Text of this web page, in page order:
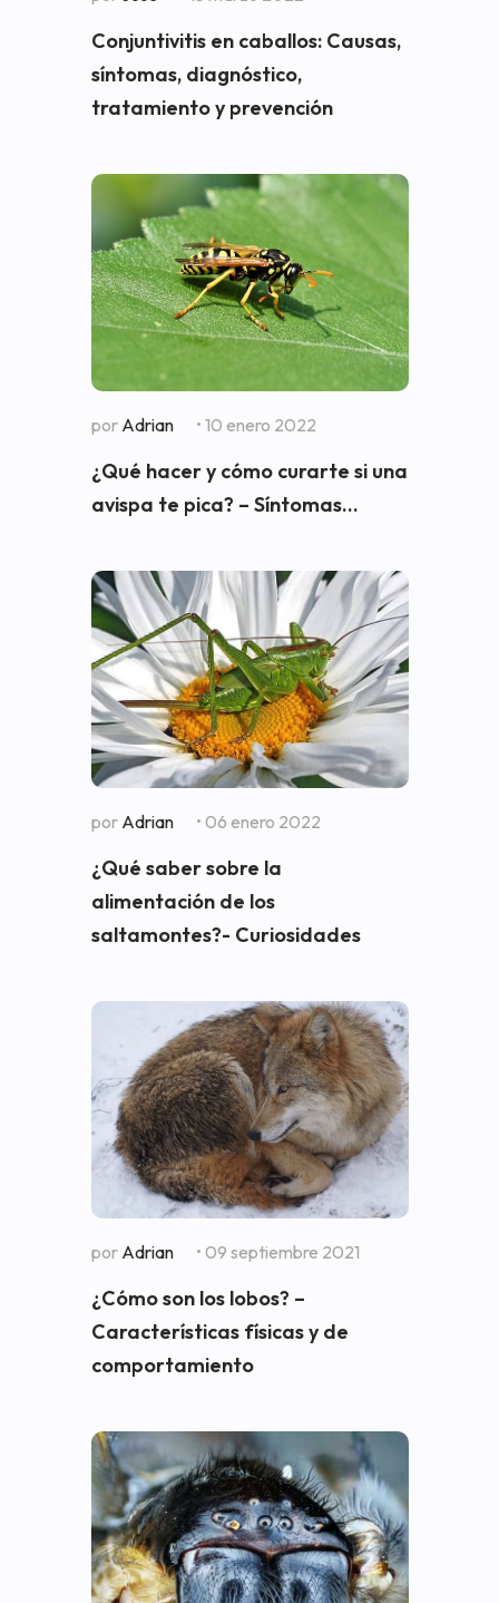
Conjuntivitis en caballos: Causas,
síntomas, diagnóstico,
tratamiento y prevención
por Adrian • 10 enero 2022
¿Qué hacer y cómo curarte si una
avispa te pica? – Síntomas...
por Adrian • 06 enero 2022
¿Qué saber sobre la
alimentación de los
saltamontes?- Curiosidades
por Adrian • 09 septiembre 2021
¿Cómo son los lobos? –
Características físicas y de
comportamiento